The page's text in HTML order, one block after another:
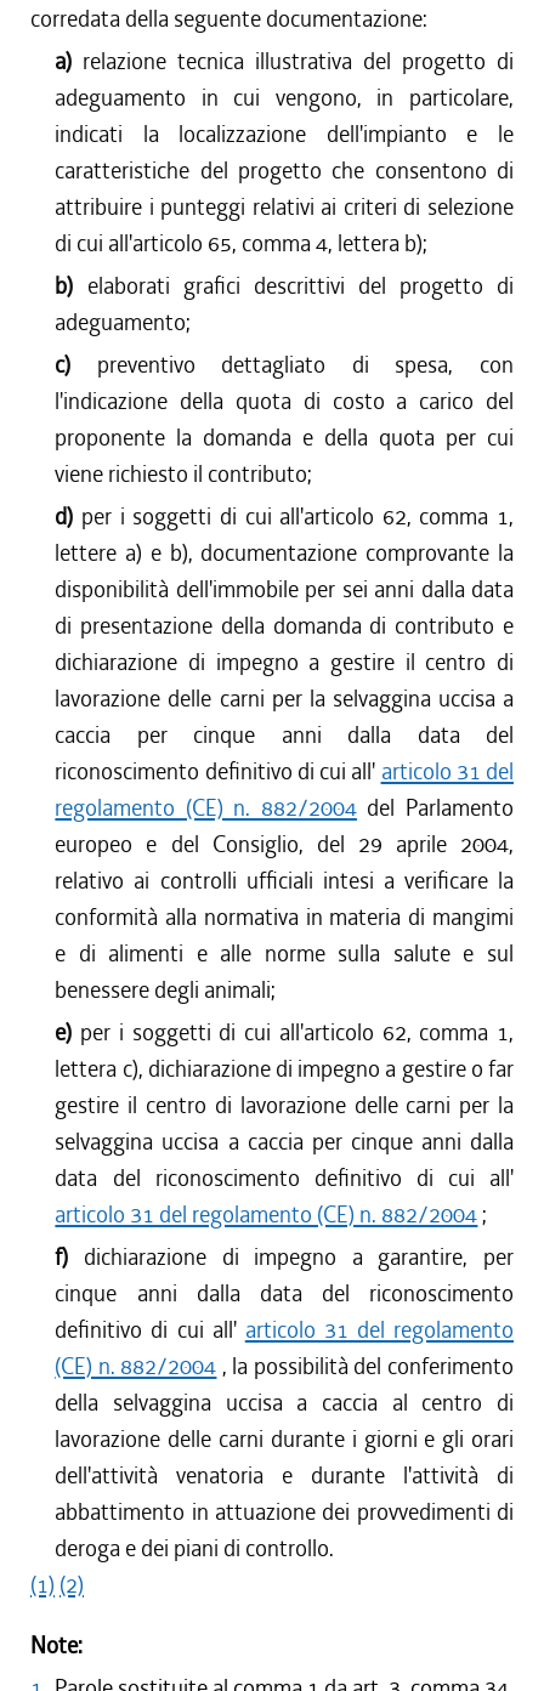
corredata della seguente documentazione:
a) relazione tecnica illustrativa del progetto di
adeguamento in cui vengono, in particolare,
indicati la localizzazione dell'impianto e le
caratteristiche del progetto che consentono di
attribuire i punteggi relativi ai criteri di selezione
di cui all'articolo 65, comma 4, lettera b);
b) elaborati grafici descrittivi del progetto di
adeguamento;
c) preventivo dettagliato di spesa, con
l'indicazione della quota di costo a carico del
proponente la domanda e della quota per cui
viene richiesto il contributo;
d) per i soggetti di cui all'articolo 62, comma 1,
lettere a) e b), documentazione comprovante la
disponibilità dell'immobile per sei anni dalla data
di presentazione della domanda di contributo e
dichiarazione di impegno a gestire il centro di
lavorazione delle carni per la selvaggina uccisa a
caccia per cinque anni dalla data del
riconoscimento definitivo di cui all' articolo 31 del
regolamento (CE) n. 882/2004del Parlamento
europeo e del Consiglio, del 29 aprile 2004,
relativo ai controlli ufficiali intesi a verificare la
conformità alla normativa in materia di mangimi
e di alimenti e alle norme sulla salute e sul
benessere degli animali;
e) per i soggetti di cui all'articolo 62, comma 1,
lettera c), dichiarazione di impegno a gestire o far
gestire il centro di lavorazione delle carni per la
selvaggina uccisa a caccia per cinque anni dalla
data del riconoscimento definitivo di cui all'
articolo 31 del regolamento (CE) n. 882/2004;
f) dichiarazione di impegno a garantire, per
cinque anni dalla data del riconoscimento
definitivo di cui all' articolo 31 del regolamento
(CE) n. 882/2004 , la possibilità del conferimento
della selvaggina uccisa a caccia al centro di
lavorazione delle carni durante i giorni e gli orari
dell'attività venatoria e durante l'attività di
abbattimento in attuazione dei provvedimenti di
deroga e dei piani di controllo.
(1) (2)
Note: